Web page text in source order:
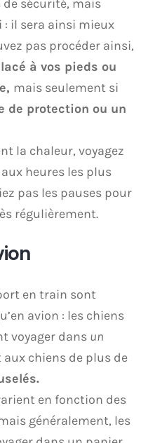
sécurité, mais
il sera ainsi mieux
pas procéder ainsi,
à vos pieds ou
mais seulement si
de protection ou un
la chaleur, voyagez
heures les plus
pas les pauses pour
régulièrement.
en train sont
avion : les chiens
voyager dans un
chiens de plus de
en fonction des
généralement, les